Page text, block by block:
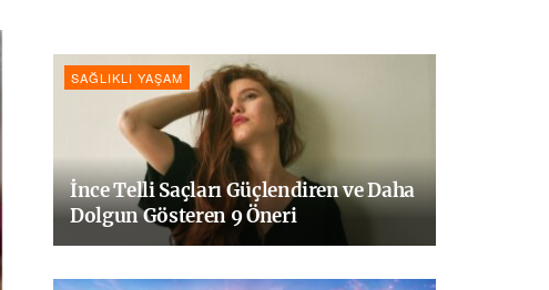
SAĞLIKLI YAŞAM
İnce Telli Saçları Güçlendiren ve Daha
Dolgun Gösteren 9 Öneri